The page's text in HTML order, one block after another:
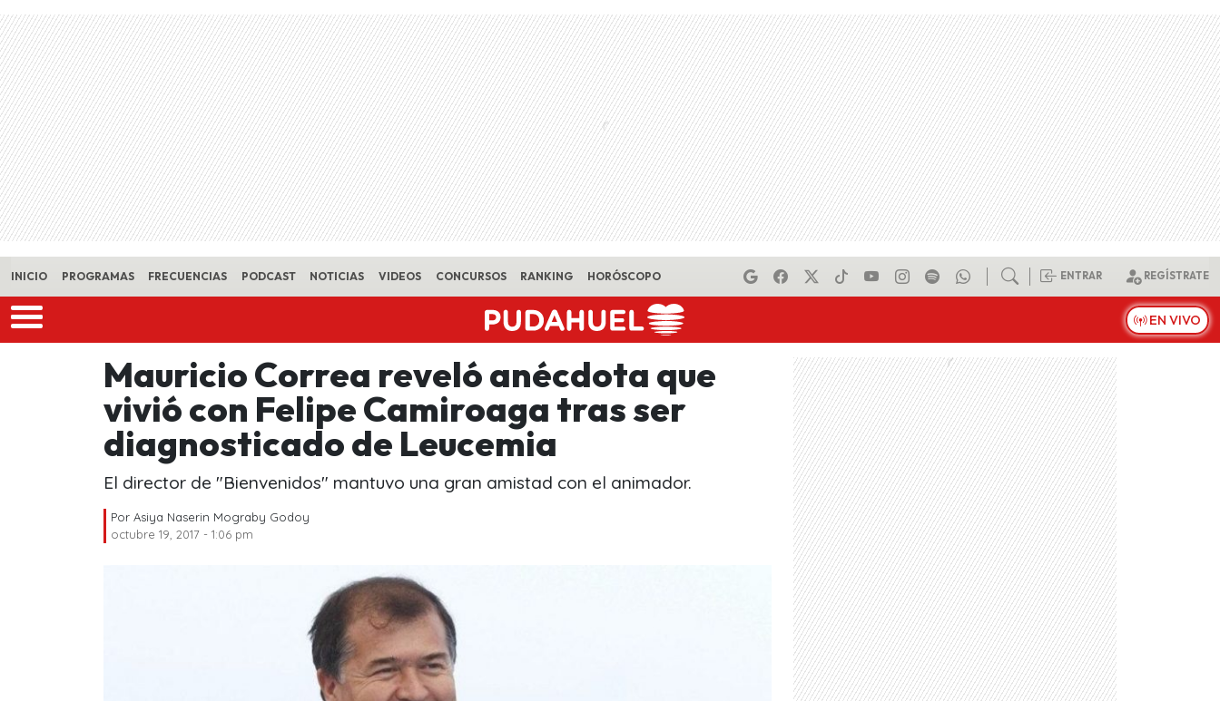
Skip to main content
INICIO PROGRAMAS FRECUENCIAS PODCAST NOTICIAS VIDEOS CONCURSOS RANKING HORÓSCOPO ENTRAR REGÍSTRATE
EN VIVO
Mauricio Correa reveló anécdota que
vivió con Felipe Camiroaga tras ser
diagnosticado de Leucemia
El director de "Bienvenidos" mantuvo una gran amistad con el animador.
Por Asiya Naserin Mograby Godoy
octubre 19, 2017 - 1:06 pm